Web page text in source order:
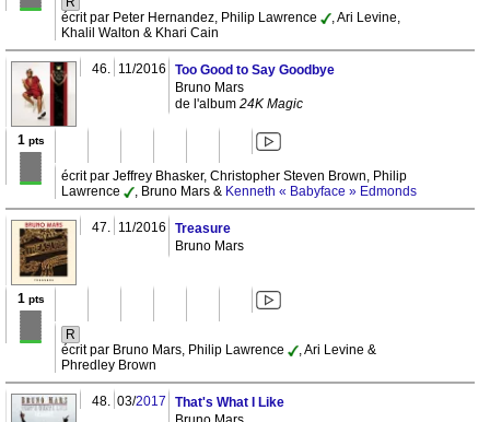
écrit par Peter Hernandez, Philip Lawrence
, Ari Levine,
Khalil Walton & Khari Cain
46. 11/2016
Too Good to Say Goodbye
Bruno Mars
de l'album 24K Magic
1 pts
écrit par Jeffrey Bhasker, Christopher Steven Brown, Philip
Lawrence
, Bruno Mars & Kenneth « Babyface » Edmonds
47. 11/2016
Treasure
Bruno Mars
1 pts
R
écrit par Bruno Mars, Philip Lawrence
, Ari Levine &
Phredley Brown
48. 03/2017
That's What I Like